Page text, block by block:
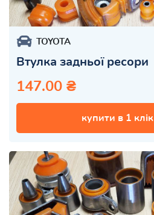
TOYOTA
Втулка задньої ресори
147.00 ₴
купити в 1 клік